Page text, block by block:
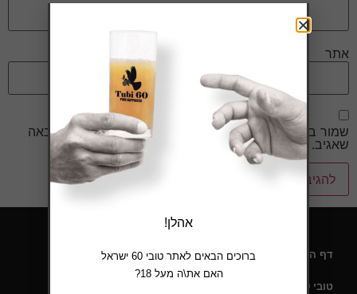
אתר
שמור בדפדפן זה את השם, האימייל והאתר שלי לפעם הבאה
שאגיב.
דף הבית
טובי 60 – תעודת כשרות
אהלן!
ברוכים הבאים לאתר טובי 60 ישראל
האם את\ה מעל 18?